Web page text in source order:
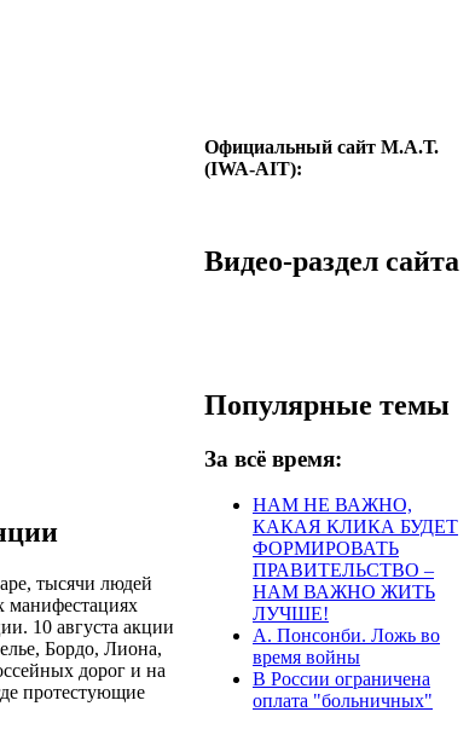
тысячи людей
манифестациях
10 августа акции
Бордо, Лиона,
дорог и на
протестующие
Официальный сайт М.А.Т.
(IWA-AIT):
Видео-раздел сайта
Популярные темы
За всё время:
НАМ НЕ ВАЖНО,
КАКАЯ КЛИКА БУДЕТ
ФОРМИРОВАТЬ
ПРАВИТЕЛЬСТВО –
НАМ ВАЖНО ЖИТЬ
ЛУЧШЕ!
А. Понсонби. Ложь во
время войны
В России ограничена
оплата "больничных"